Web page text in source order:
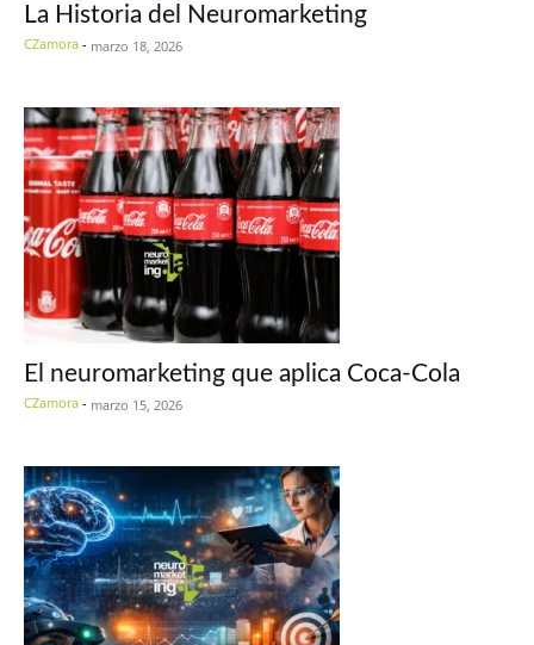
La Historia del Neuromarketing
CZamora - marzo 18, 2026
El neuromarketing que aplica Coca-Cola
CZamora - marzo 15, 2026